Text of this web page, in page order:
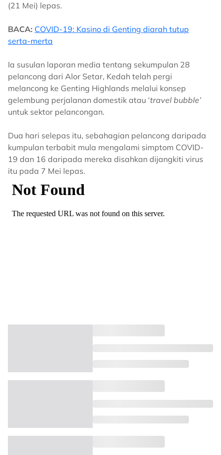
(21 Mei) lepas.
BACA: COVID-19: Kasino di Genting diarah tutup
serta-merta
Ia susulan laporan media tentang sekumpulan 28
pelancong dari Alor Setar, Kedah telah pergi
melancong ke Genting Highlands melalui konsep
gelembung perjalanan domestik atau ‘travel bubble’
untuk sektor pelancongan.
Dua hari selepas itu, sebahagian pelancong daripada
kumpulan terbabit mula mengalami simptom COVID-
19 dan 16 daripada mereka disahkan dijangkiti virus
itu pada 7 Mei lepas.